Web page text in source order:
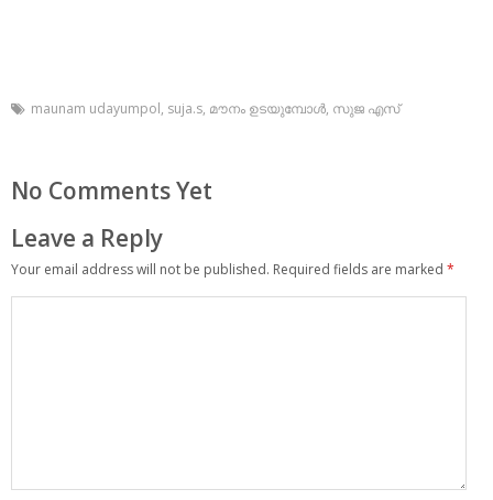
maunam udayumpol, suja.s, മൗനം ഉടയുമ്പോള്‍, സുജ എസ്
No Comments Yet
Leave a Reply
Your email address will not be published. Required fields are marked *